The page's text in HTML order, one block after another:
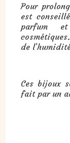
Pour
est
parfum
de
Ces bijoux
fait par un